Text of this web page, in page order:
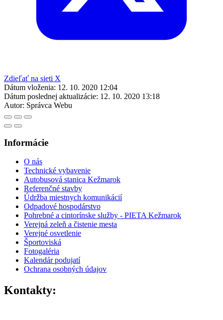
Zdieľať na sieti X
Dátum vloženia: 12. 10. 2020 12:04
Dátum poslednej aktualizácie: 12. 10. 2020 13:18
Autor: Správca Webu
Informácie
O nás
Technické vybavenie
Autobusová stanica Kežmarok
Referenčné stavby
Údržba miestnych komunikácií
Odpadové hospodárstvo
Pohrebné a cintorínske služby - PIETA Kežmarok
Verejná zeleň a čistenie mesta
Verejné osvetlenie
Športoviská
Fotogaléria
Kalendár podujatí
Ochrana osobných údajov
Kontakty: